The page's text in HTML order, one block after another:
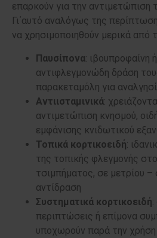
επαρκούν για την αντιμετώπιση
Γι΄αυτό αναλόγως της
να χρησιμοποιηθούν μερικά από
Παυσίπονα: ιβουπροφαίνη
αντιφλεγμονώδη δράση
παρακεταμόλη για
Αντιισταμινικά:
αντιμετώπιση κνησμού,
εμφάνισης κνιδωτικού
Τοπικά κορτικοειδή:
της τοπικής φλεγμονής
τσιμπήματος, σε μετρίου
αντίδραση
Συστηματικά κορτικοειδή
περιπτώσεις ή επίμονα
υποχωρούν παρά την χρήση